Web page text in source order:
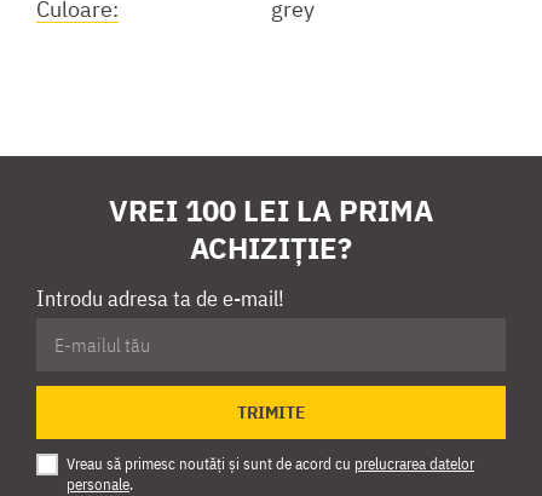
Culoare:
grey
VREI 100 LEI LA PRIMA
ACHIZIȚIE?
Introdu adresa ta de e-mail!
TRIMITE
Vreau să primesc noutăți și sunt de acord cu prelucrarea datelor
personale.